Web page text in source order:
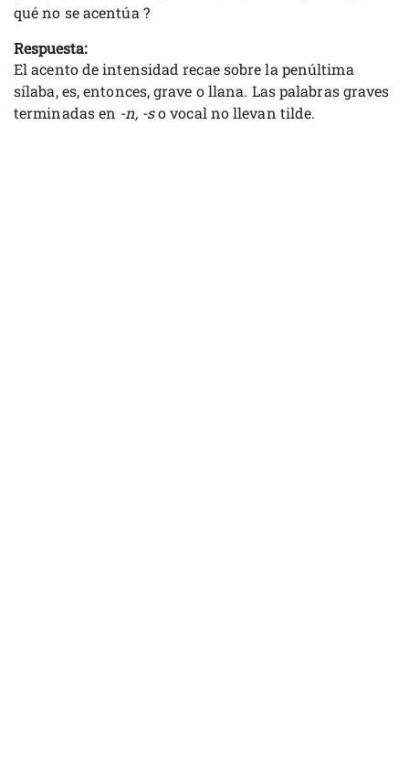
qué no se acentúa ?
Respuesta:
El acento de intensidad recae sobre la penúltima
sílaba, es, entonces, grave o llana. Las palabras graves
terminadas en -n, -so vocal no llevan tilde.